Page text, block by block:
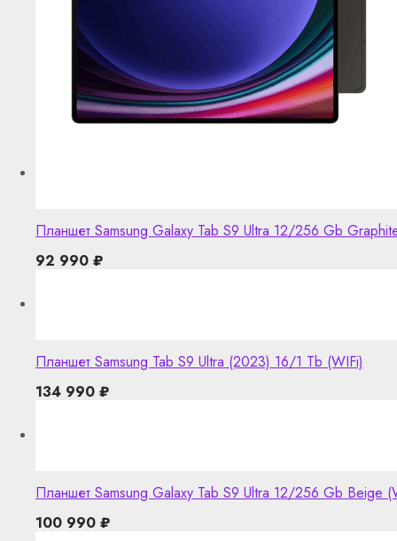
Планшет Samsung Galaxy Tab S9 Ultra 12/256 Gb
92 990 ₽
Планшет Samsung Tab S9 Ultra (2023) 16/1 Tb (WIFi)
134 990 ₽
Планшет Samsung Galaxy Tab S9 Ultra 12/256 Gb Beige
100 990 ₽